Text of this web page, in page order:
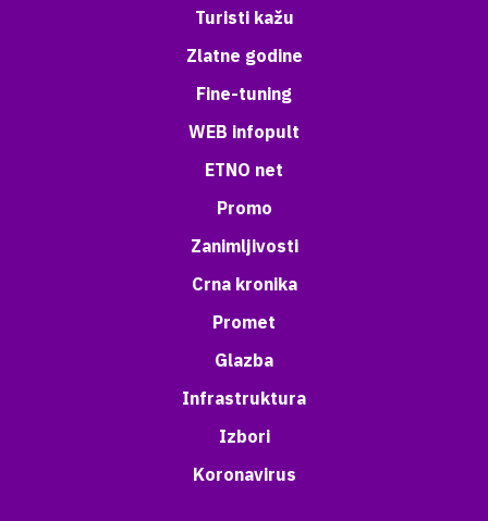
Turisti kažu
Zlatne godine
Fine-tuning
WEB infopult
ETNO net
Promo
Zanimljivosti
Crna kronika
Promet
Glazba
Infrastruktura
Izbori
Koronavirus